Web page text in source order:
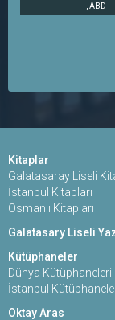
, ABD
Kitaplar
Galatasaray Liseli
İstanbul Kitapları
Osmanlı Kitapları
Galatasary Liseli
Kütüphaneler
Dünya Kütüphaneleri
İstanbul
Oktay Aras